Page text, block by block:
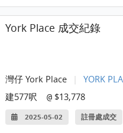
York Place 成交紀錄
灣仔 York Place
YORK
建577呎
@ $13,778
2025-05-02 註冊處成交